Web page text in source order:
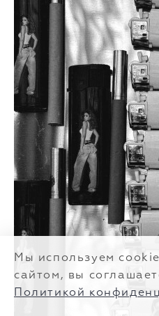
Мы используем
сайтом, вы
Политикой